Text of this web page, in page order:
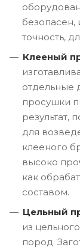
точность,
Клееный
отдельные
просушки
результат,
для
клееного
высоко
как
составом.
Цельный
из
пород.